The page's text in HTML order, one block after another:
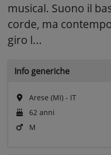
musical. Suono il
corde, ma
giro l...
Info generiche
Arese (MI) - IT
62 anni
M